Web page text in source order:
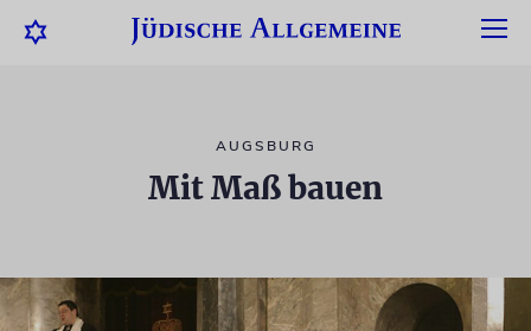
AUGSBURG
Mit Maß bauen